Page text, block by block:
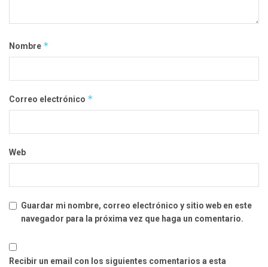
Nombre *
Correo electrónico *
Web
Guardar mi nombre, correo electrónico y sitio web en este
navegador para la próxima vez que haga un comentario.
Recibir un email con los siguientes comentarios a esta